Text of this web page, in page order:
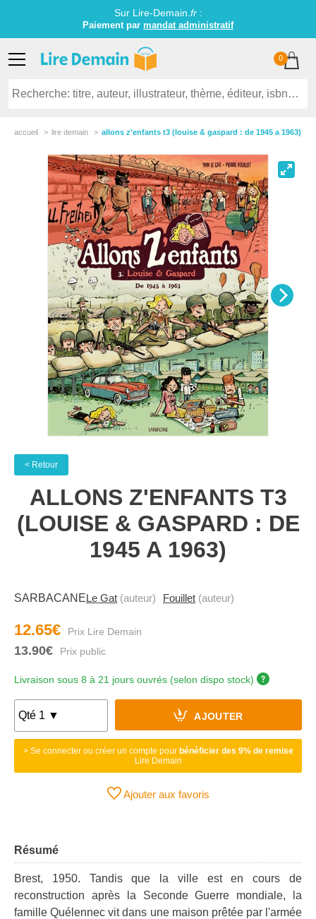
Sur Lire-Demain. fr:
Paiement par mandat administratif
0
accueil lire demain allons z'enfants t3 (louise & gaspard : de 1945 a 1963)
< Retour
ALLONS Z'ENFANTS T3
(LOUISE & GASPARD : DE
1945 A 1963)
SARBACANELe Gat (auteur) Fouillet (auteur)
12.65€
13.90€
Livraison sous 8 à 21 jours ouvrés (selon dispo stock)
AJOUTER
> Se connecter ou créer un compte pour bénéficier des 9% de remise
Lire Demain
Ajouter aux favoris
Résumé
Brest, 1950. Tandis que la ville est en cours de
reconstruction après la Seconde Guerre mondiale, la
famille Quélennec vit dans une maison prêtée par l'armée